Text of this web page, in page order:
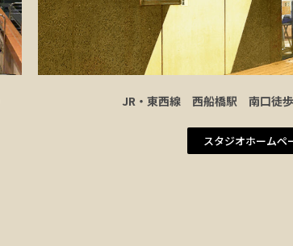
JR・東西線 西船橋駅 南口徒
スタジオホームペ